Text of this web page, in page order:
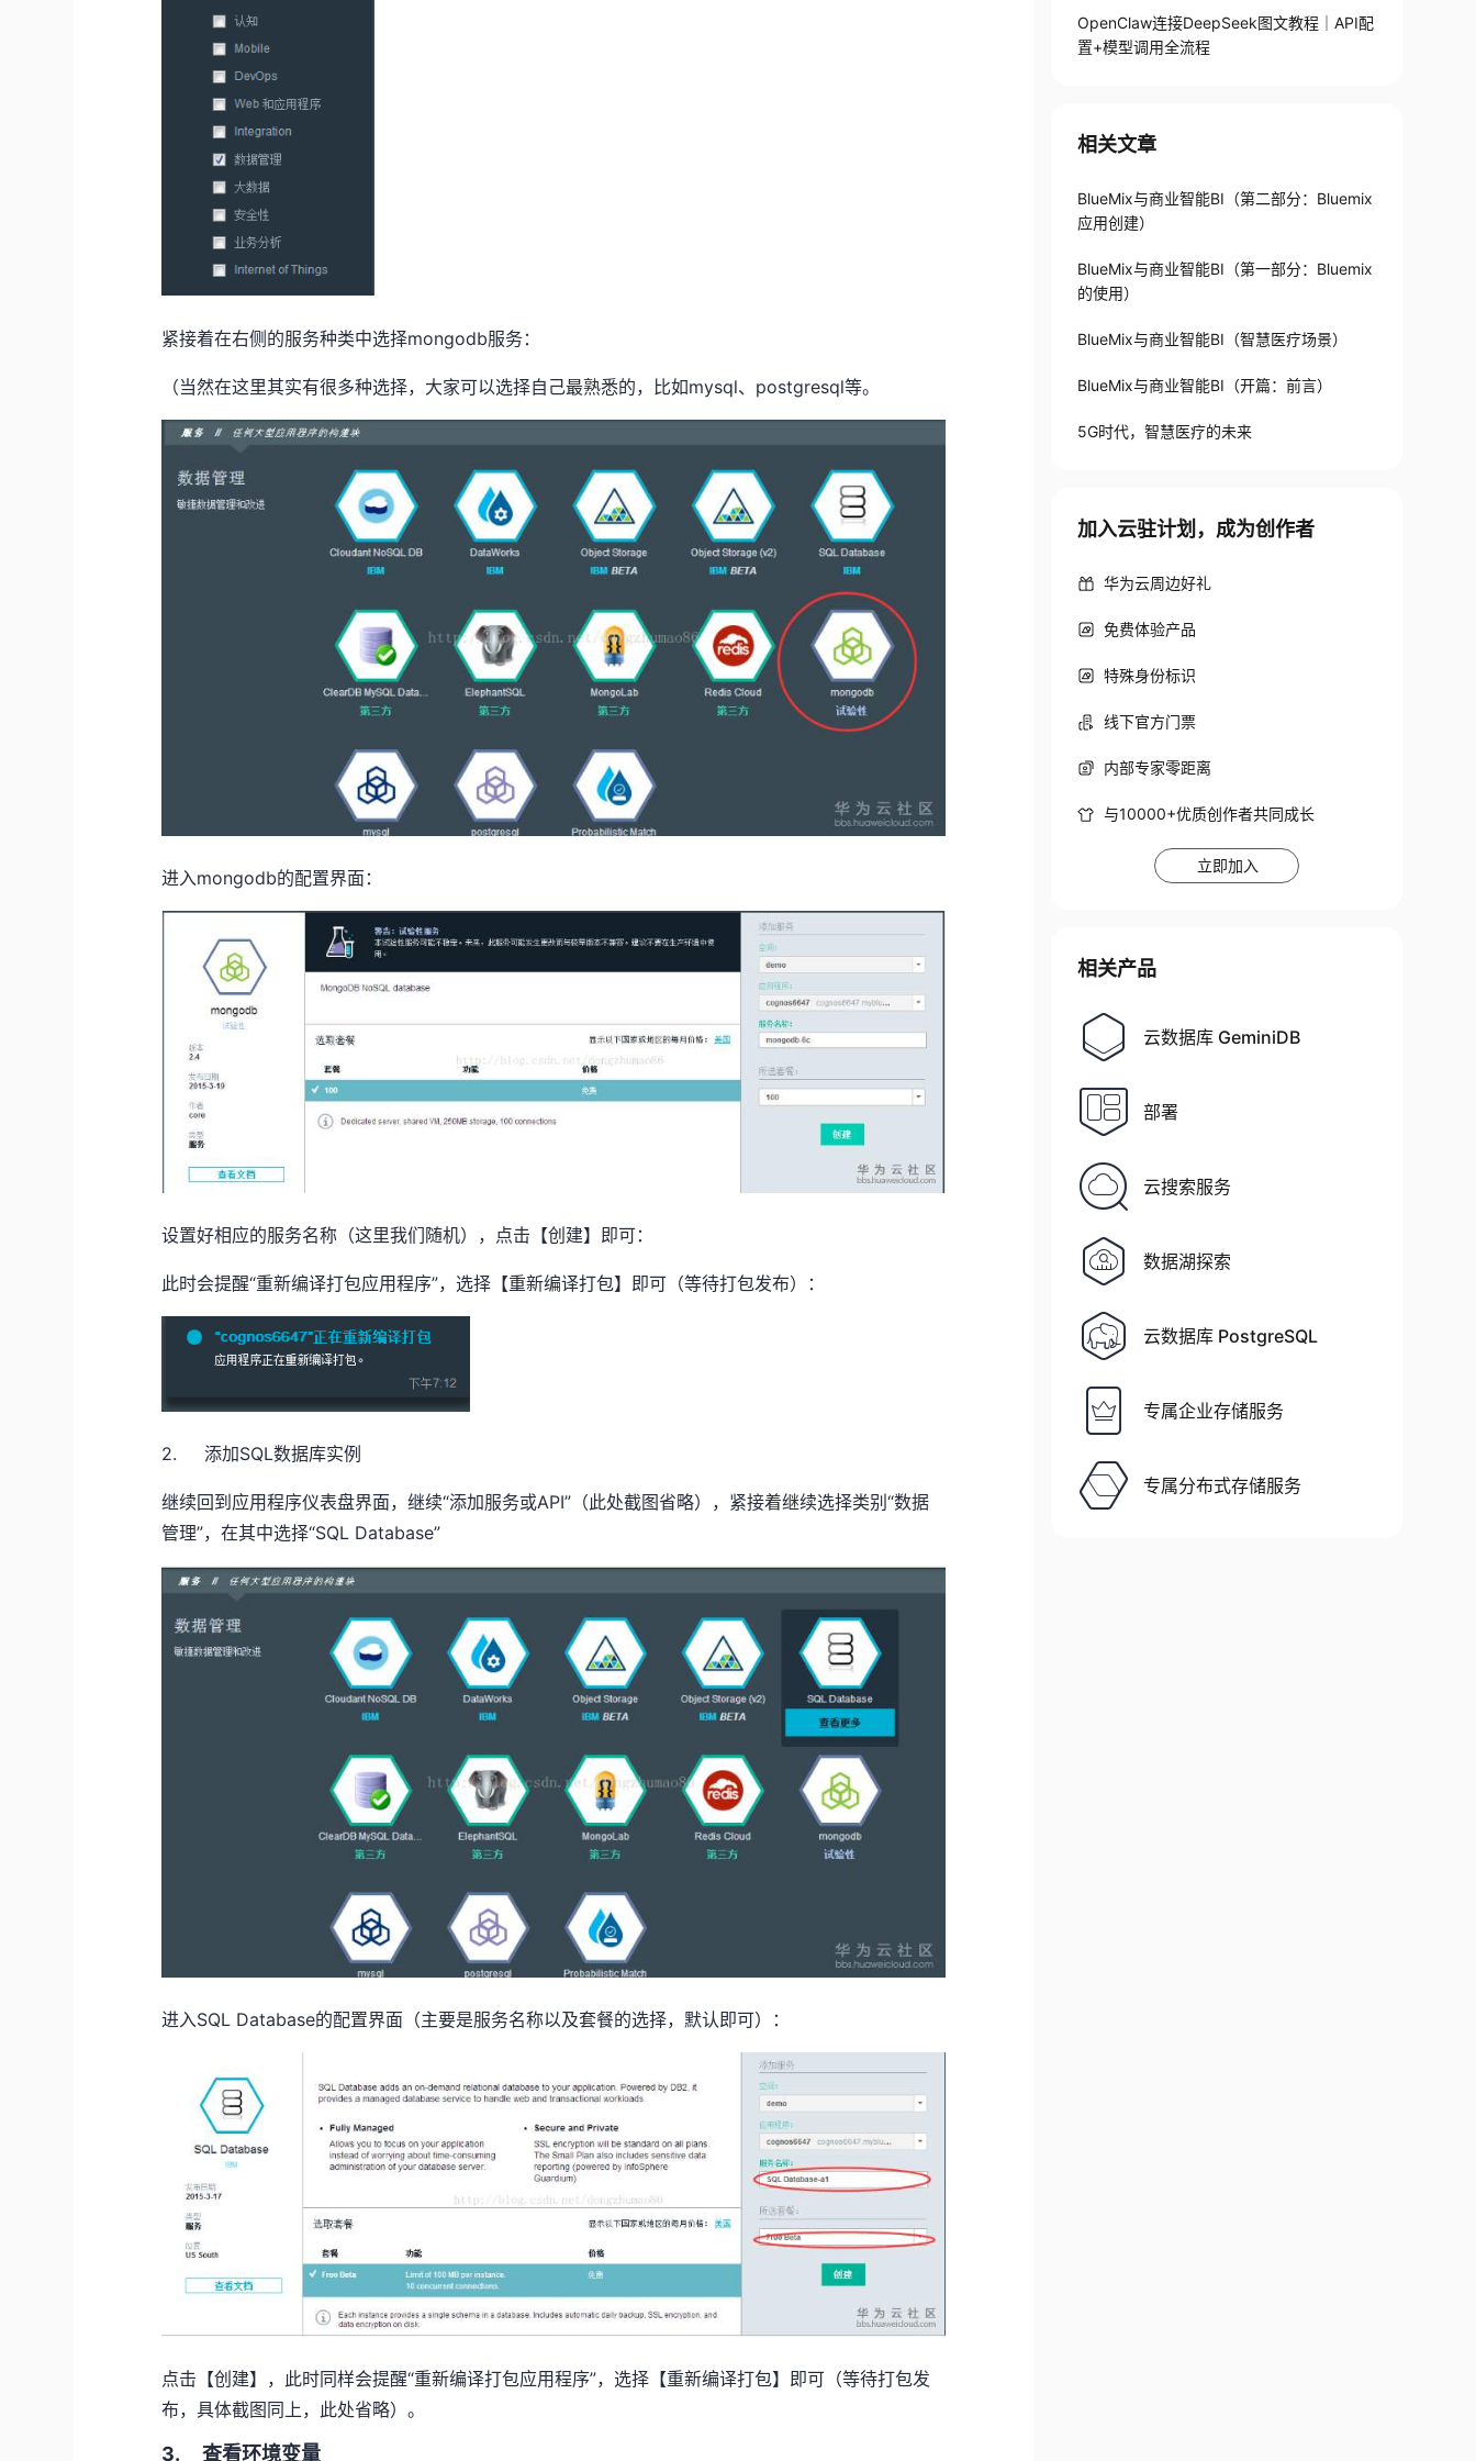
紧接着在右侧的服务种类中选择mongodb服务：
（当然在这里其实有很多种选择，大家可以选择自己最熟悉的，比如mysql、postgresql等。
进入mongodb的配置界面：
设置好相应的服务名称（这里我们随机），点击【创建】即可：
此时会提醒“重新编译打包应用程序”，选择【重新编译打包】即可（等待打包发布）：
2. 添加SQL数据库实例
继续回到应用程序仪表盘界面，继续“添加服务或API”（此处截图省略），紧接着继续选择类别“数据
管理”，在其中选择“SQL Database”
进入SQL Database的配置界面（主要是服务名称以及套餐的选择，默认即可）：
点击【创建】，此时同样会提醒“重新编译打包应用程序”，选择【重新编译打包】即可（等待打包发
布，具体截图同上，此处省略）。
3. 查看环境变量
OpenClaw连接DeepSeek图文教程｜API配
置+模型调用全流程
相关文章
BlueMix与商业智能BI（第二部分：Bluemix
应用创建）
BlueMix与商业智能BI（第一部分：Bluemix
的使用）
BlueMix与商业智能BI（智慧医疗场景）
BlueMix与商业智能BI（开篇：前言）
5G时代，智慧医疗的未来
加入云驻计划，成为创作者
华为云周边好礼
免费体验产品
特殊身份标识
线下官方门票
内部专家零距离
与10000+优质创作者共同成长
立即加入
相关产品
云数据库 GeminiDB
部署
云搜索服务
数据湖探索
云数据库 PostgreSQL
专属企业存储服务
专属分布式存储服务